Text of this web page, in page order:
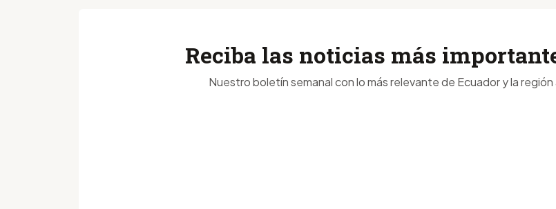
Reciba las noticias más
Nuestro boletín semanal con lo más relevante de Ecuador y la